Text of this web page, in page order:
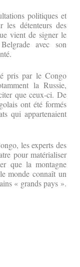
politiques et
les détenteurs des
vient de signer le
avec son
pris par le Congo
la Russie,
que ceux-ci. De
ont été formés
qui appartenaient
les experts des
pour matérialiser
que la montagne
monde connaît un
« grands pays ».